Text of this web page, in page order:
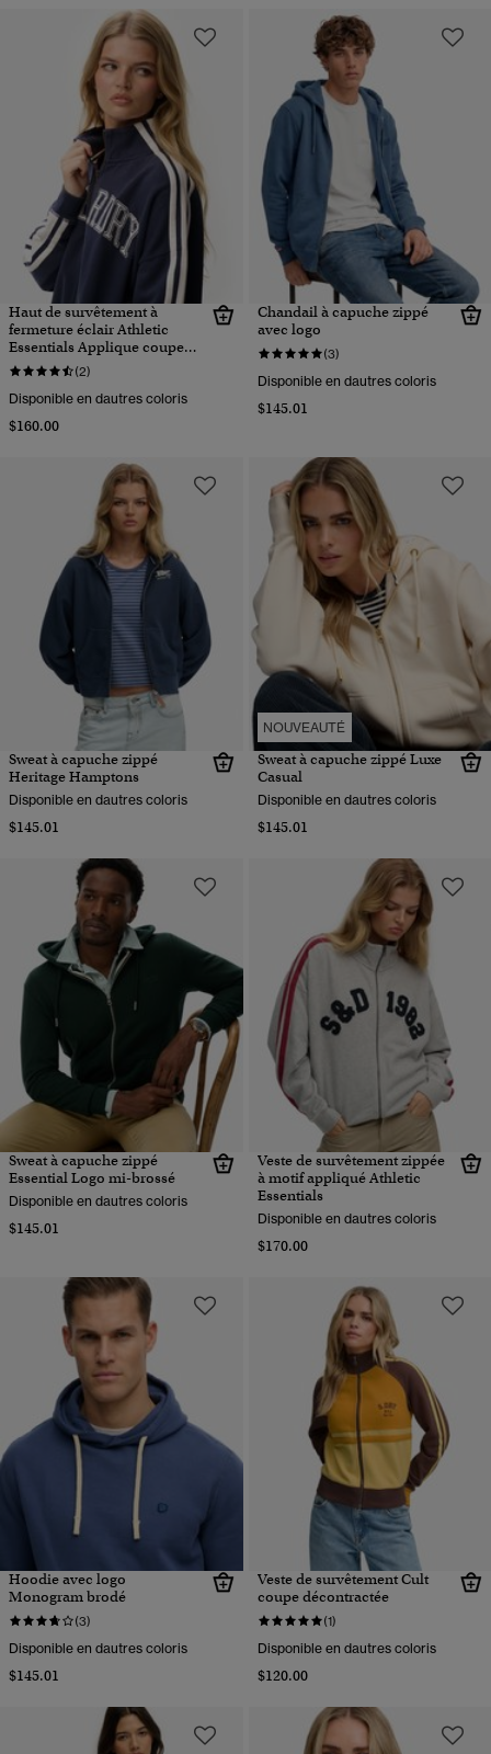
Haut de survêtement à
fermeture éclair Athletic
Essentials Applique coupe
ample
(2)
Disponible en dautres coloris
$160.00
Chandail à capuche zippé
avec logo
(3)
Disponible en dautres coloris
$145.01
Sweat à capuche zippé
Heritage Hamptons
Disponible en dautres coloris
$145.01
NOUVEAUTÉ
Sweat à capuche zippé Luxe
Casual
Disponible en dautres coloris
$145.01
Sweat à capuche zippé
Essential Logo mi-brossé
Disponible en dautres coloris
$145.01
Veste de survêtement zippée
à motif appliqué Athletic
Essentials
Disponible en dautres coloris
$170.00
Hoodie avec logo
Monogram brodé
(3)
Disponible en dautres coloris
$145.01
Veste de survêtement Cult
coupe décontractée
(1)
Disponible en dautres coloris
$120.00